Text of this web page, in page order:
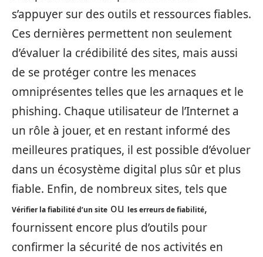
s’appuyer sur des outils et ressources fiables.
Ces dernières permettent non seulement
d’évaluer la crédibilité des sites, mais aussi
de se protéger contre les menaces
omniprésentes telles que les arnaques et le
phishing. Chaque utilisateur de l’Internet a
un rôle à jouer, et en restant informé des
meilleures pratiques, il est possible d’évoluer
dans un écosystème digital plus sûr et plus
fiable. Enfin, de nombreux sites, tels que
Vérifier la fiabilité d’un site ou les erreurs de fiabilité,
fournissent encore plus d’outils pour
confirmer la sécurité de nos activités en